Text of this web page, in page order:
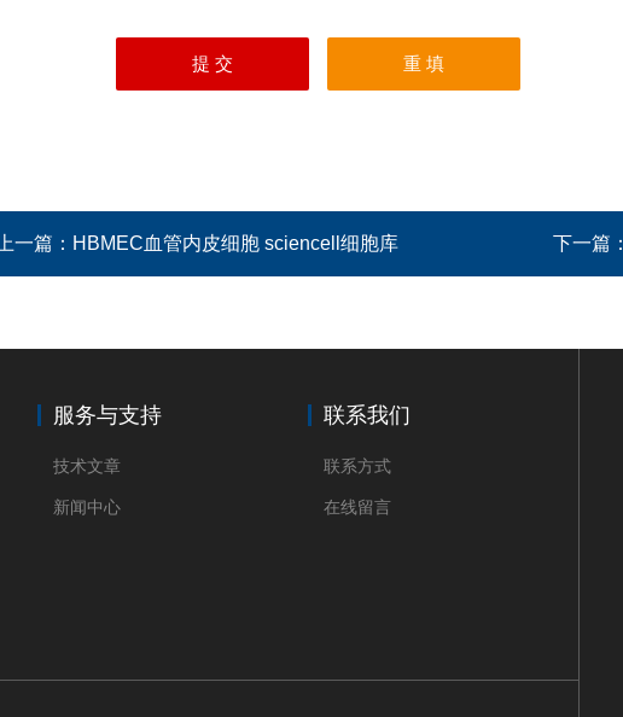
一篇： HBMEC血管内皮细胞 sciencell细胞库 下一篇：
服务与支持
技术文章
新闻中心
联系我们
联系方式
在线留言